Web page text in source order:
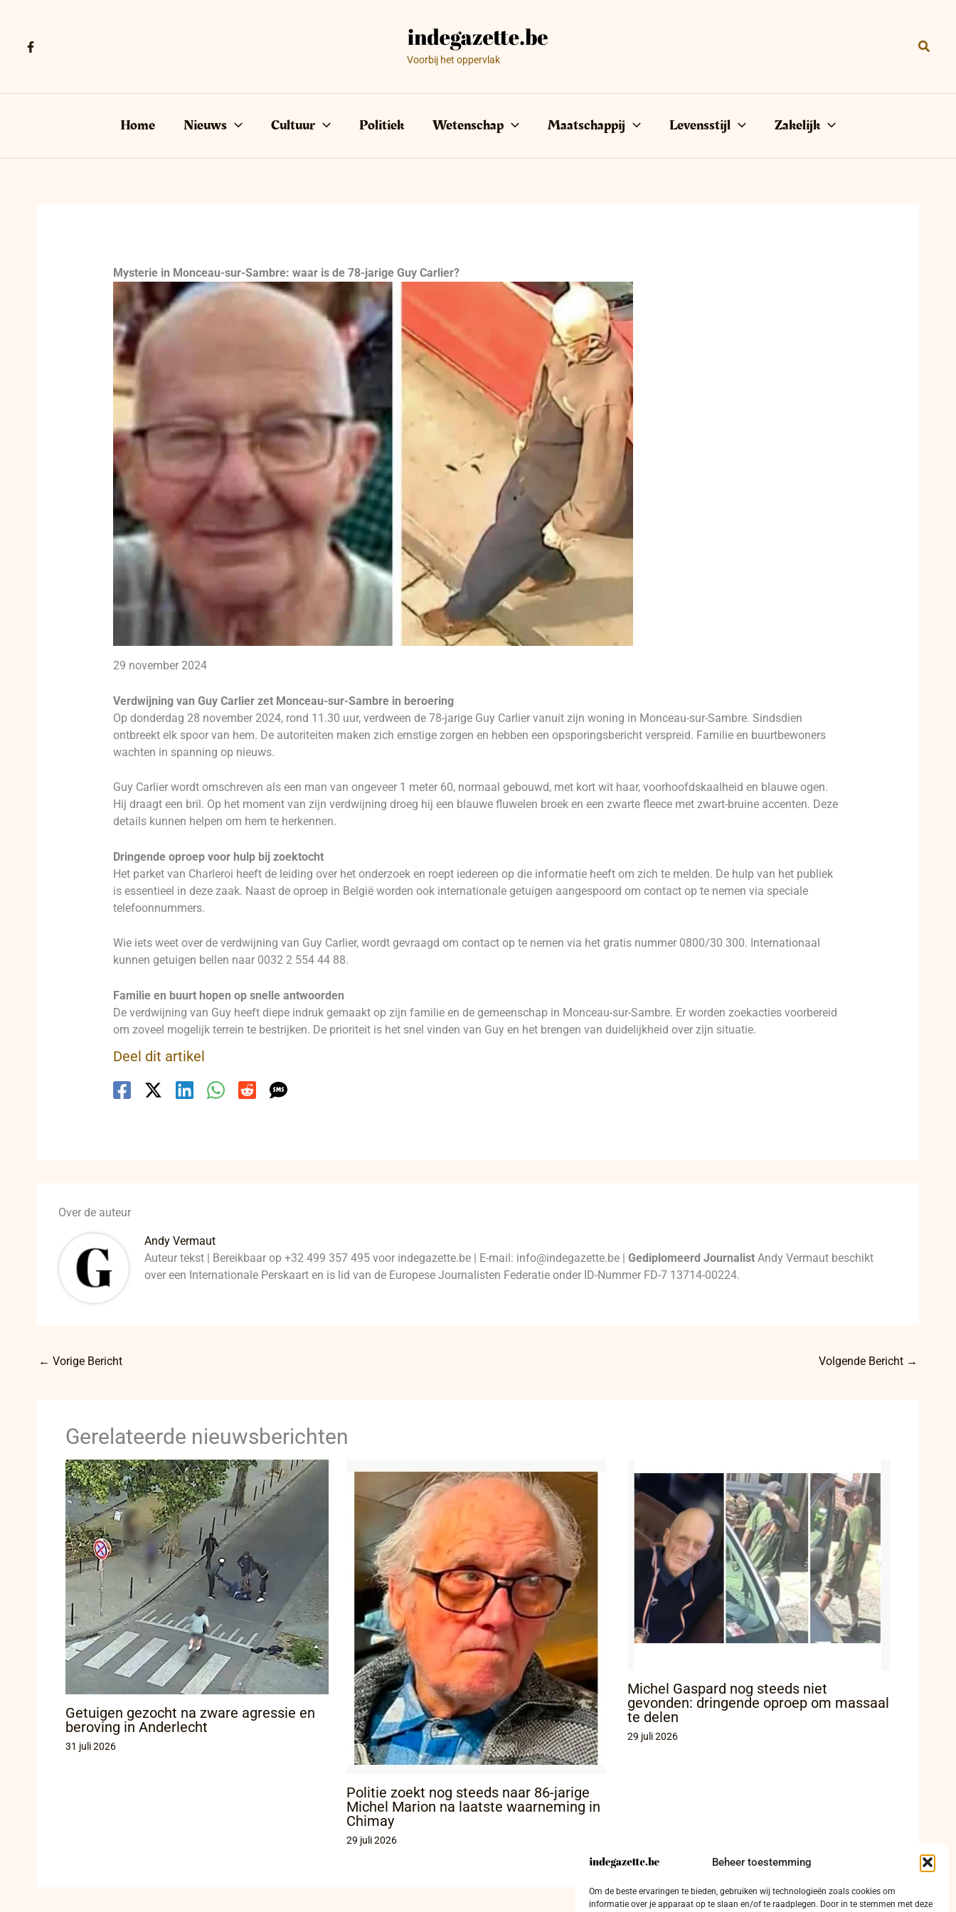
Beheer toestemming
Om de beste ervaringen te bieden, gebruiken wij technologieën zoals cookies om
informatie over je apparaat op te slaan en/of te raadplegen. Door in te stemmen met deze
Voorbij het oppervlak
Home Nieuws Cultuur Politiek Wetenschap Maatschappij Levensstijl Zakelijk
Mysterie in Monceau-sur-Sambre: waar is de 78-jarige Guy Carlier?
29 november 2024
Verdwijning van Guy Carlier zet Monceau-sur-Sambre in beroering
Op donderdag 28 november 2024, rond 11.30 uur, verdween de 78-jarige Guy Carlier vanuit zijn woning in Monceau-sur-Sambre. Sindsdien
ontbreekt elk spoor van hem. De autoriteiten maken zich ernstige zorgen en hebben een opsporingsbericht verspreid. Familie en buurtbewoners
wachten in spanning op nieuws.
Guy Carlier wordt omschreven als een man van ongeveer 1 meter 60, normaal gebouwd, met kort wit haar, voorhoofdskaalheid en blauwe ogen.
Hij draagt een bril. Op het moment van zijn verdwijning droeg hij een blauwe fluwelen broek en een zwarte fleece met zwart-bruine accenten. Deze
details kunnen helpen om hem te herkennen.
Dringende oproep voor hulp bij zoektocht
Het parket van Charleroi heeft de leiding over het onderzoek en roept iedereen op die informatie heeft om zich te melden. De hulp van het publiek
is essentieel in deze zaak. Naast de oproep in België worden ook internationale getuigen aangespoord om contact op te nemen via speciale
telefoonnummers.
Wie iets weet over de verdwijning van Guy Carlier, wordt gevraagd om contact op te nemen via het gratis nummer 0800/30 300. Internationaal
kunnen getuigen bellen naar 0032 2 554 44 88.
Familie en buurt hopen op snelle antwoorden
De verdwijning van Guy heeft diepe indruk gemaakt op zijn familie en de gemeenschap in Monceau-sur-Sambre. Er worden zoekacties voorbereid
om zoveel mogelijk terrein te bestrijken. De prioriteit is het snel vinden van Guy en het brengen van duidelijkheid over zijn situatie.
Deel dit artikel
Over de auteur
Andy Vermaut
Auteur tekst | Bereikbaar op +32 499 357 495 voor indegazette.be | E-mail: info@indegazette.be |Gediplomeerd Journalist Andy Vermaut beschikt
over een Internationale Perskaart en is lid van de Europese Journalisten Federatie onder ID-Nummer FD-7 13714-00224.
← Vorige Bericht Volgende Bericht →
Gerelateerde nieuwsberichten
Getuigen gezocht na zware agressie en
beroving in Anderlecht
31 juli 2026
Politie zoekt nog steeds naar 86-jarige
Michel Marion na laatste waarneming in
Chimay
29 juli 2026
Michel Gaspard nog steeds niet
gevonden: dringende oproep om massaal
te delen
29 juli 2026